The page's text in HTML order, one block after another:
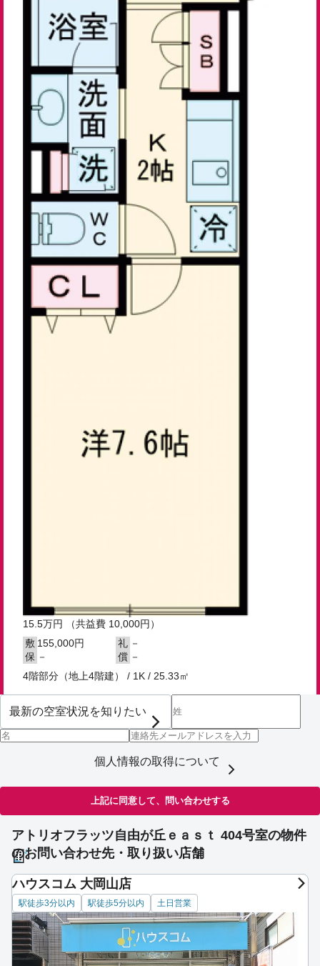
15.5万円
（共益費 10,000円）
敷 155,000円 礼 －
保 － 償 －
4階部分（地上4階建） / 1K / 25.33㎡
個人情報の取得について
上記に同意して、問い合わせする
アトリオフラッツ自由が丘ｅａｓｔ 404号室の物件
のお問い合わせ先・取り扱い店舗
ハウスコム 大岡山店
駅徒歩3分以内 駅徒歩5分以内 土日営業